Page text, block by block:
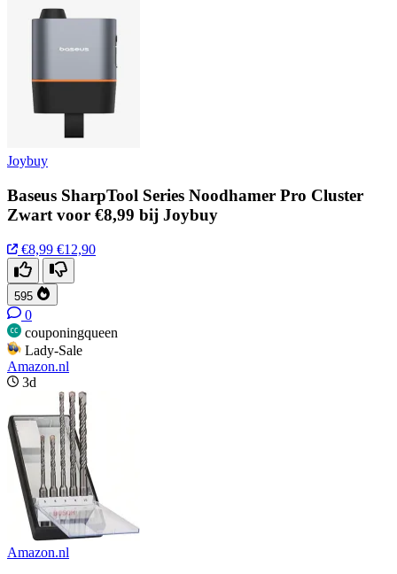
Joybuy
Baseus SharpTool Series Noodhamer Pro Cluster
Zwart voor €8,99 bij Joybuy
€8,99 €12,90
595
0
couponingqueen
Lady-Sale
Amazon.nl
3d
Amazon.nl